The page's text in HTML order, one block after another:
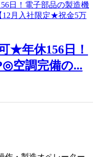
★年休156日！
空調完備の...